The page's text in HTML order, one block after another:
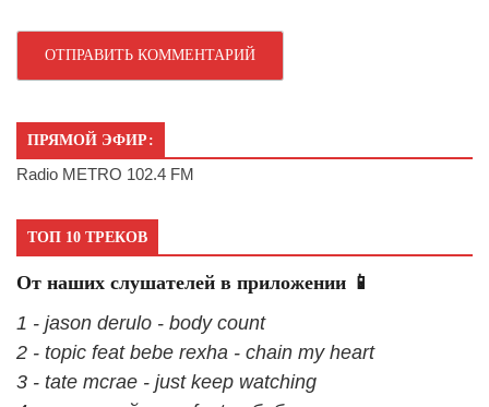
ПРЯМОЙ ЭФИР:
Radio METRO 102.4 FM
ТОП 10 ТРЕКОВ
От наших слушателей в приложении 📱
1 - jason derulo - body count
2 - topic feat bebe rexha - chain my heart
3 - tate mcrae - just keep watching